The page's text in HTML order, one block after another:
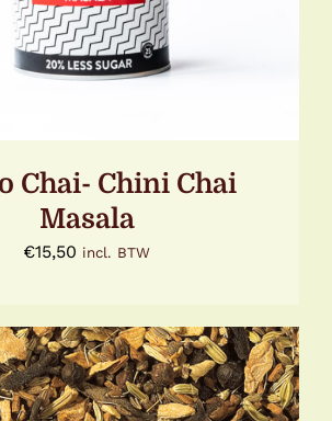
Chai- Chini Chai
Masala
€15,50 incl. BTW